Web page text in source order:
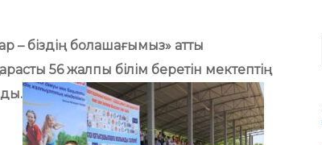
– біздің болашағымыз» атты
56 жалпы білім беретін мектептің